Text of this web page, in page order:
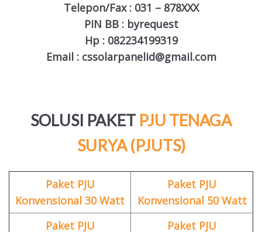
Telepon/Fax : 031 – 878XXX
PIN BB : byrequest
Hp : 082234199319
Email : cssolarpanelid@gmail.com
SOLUSI PAKET PJU TENAGA
SURYA (PJUTS)
Paket PJU
Konvensional 30 Watt
Paket PJU
Konvensional 50 Watt
Paket PJU
Paket PJU